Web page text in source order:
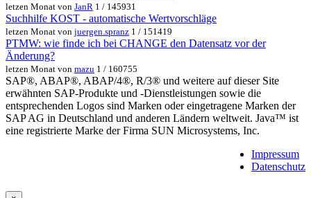
letzen Monat von JanR 1 / 145931
Suchhilfe KOST - automatische Wertvorschläge
letzen Monat von juergen.spranz 1 / 151419
PTMW: wie finde ich bei CHANGE den Datensatz vor der
Änderung?
letzen Monat von mazu 1 / 160755
SAP®, ABAP®, ABAP/4®, R/3® und weitere auf dieser Site
erwähnten SAP-Produkte und -Dienstleistungen sowie die
entsprechenden Logos sind Marken oder eingetragene Marken der
SAP AG in Deutschland und anderen Ländern weltweit. Java™ ist
eine registrierte Marke der Firma SUN Microsystems, Inc.
Impressum
Datenschutz